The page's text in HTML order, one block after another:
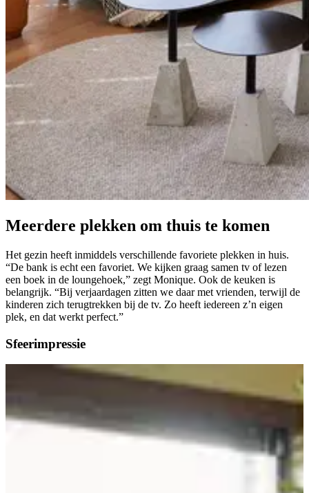
Meerdere plekken om thuis te komen
Het gezin heeft inmiddels verschillende favoriete plekken in huis.
“De bank is echt een favoriet. We kijken graag samen tv of lezen
een boek in de loungehoek,” zegt Monique. Ook de keuken is
belangrijk. “Bij verjaardagen zitten we daar met vrienden, terwijl de
kinderen zich terugtrekken bij de tv. Zo heeft iedereen z’n eigen
plek, en dat werkt perfect.”
Sfeerimpressie